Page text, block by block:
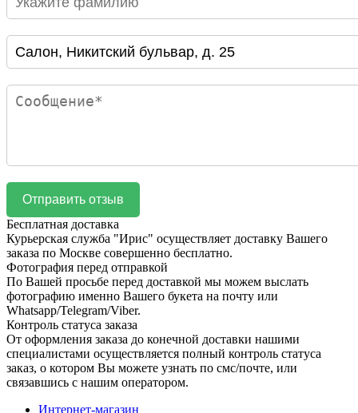
Бесплатная доставка
Курьерская служба "Ирис" осуществляет доставку Вашего
заказа по Москве совершенно бесплатно.
Фотография перед отправкой
По Вашей просьбе перед доставкой мы можем выслать
фотографию именно Вашего букета на почту или
Whatsapp/Telegram/Viber.
Контроль статуса заказа
От оформления заказа до конечной доставки нашими
специалистами осуществляется полный контроль статуса
заказ, о котором Вы можете узнать по смс/почте, или
связавшись с нашим оператором.
Интернет-магазин